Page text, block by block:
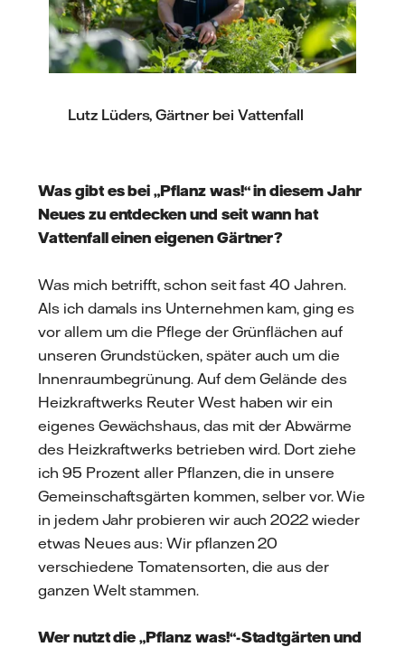
Lutz Lüders, Gärtner bei Vattenfall
Was gibt es bei „Pflanz was!“ in diesem Jahr
Neues zu entdecken und seit wann hat
Vattenfall einen eigenen Gärtner?
Was mich betrifft, schon seit fast 40 Jahren.
Als ich damals ins Unternehmen kam, ging es
vor allem um die Pflege der Grünflächen auf
unseren Grundstücken, später auch um die
Innenraumbegrünung. Auf dem Gelände des
Heizkraftwerks Reuter West haben wir ein
eigenes Gewächshaus, das mit der Abwärme
des Heizkraftwerks betrieben wird. Dort ziehe
ich 95 Prozent aller Pflanzen, die in unsere
Gemeinschaftsgärten kommen, selber vor. Wie
in jedem Jahr probieren wir auch 2022 wieder
etwas Neues aus: Wir pflanzen 20
verschiedene Tomatensorten, die aus der
ganzen Welt stammen.
Wer nutzt die „Pflanz was!“-Stadtgärten und